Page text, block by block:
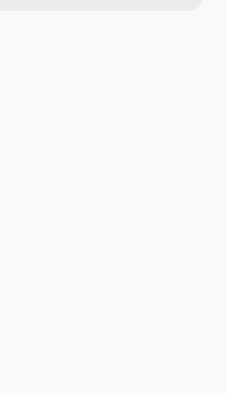
exercise your
as well as
for
Santalucía,
no. 15,
indicating
Officer at the
file a